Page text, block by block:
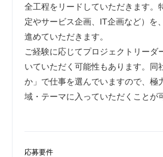
全工程をリードしていただきます。
定やサービス企画、IT企画など）を
進めていただきます。
ご経験に応じてプロジェクトリーダ
いていただく可能性もあります。同
か」で仕事を選んでいますので、極
域・テーマに入っていただくことが
応募要件